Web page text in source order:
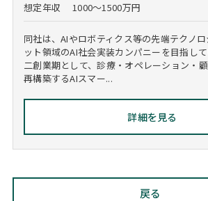
想定年収 1000～1500万円
同社は、AIやロボティクス等の先端テクノ
ット領域のAI社会実装カンパニーを目指し
二創業期として、診療・オペレーション・
再構築するAIスマー...
詳細を見る
戻る